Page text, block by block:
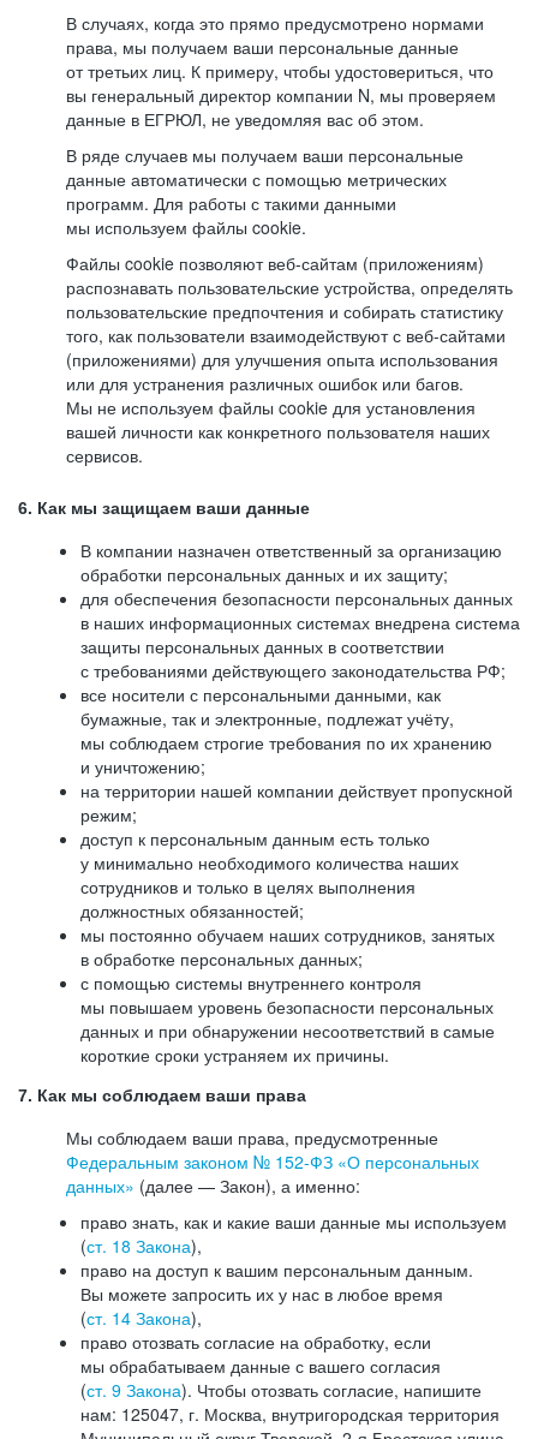
В случаях, когда это прямо предусмотрено нормами
права, мы получаем ваши персональные данные
от третьих лиц. К примеру, чтобы удостовериться, что
вы генеральный директор компании N, мы проверяем
данные в ЕГРЮЛ, не уведомляя вас об этом.
В ряде случаев мы получаем ваши персональные
данные автоматически с помощью метрических
программ. Для работы с такими данными
мы используем файлы cookie.
Файлы cookie позволяют веб-сайтам (приложениям)
распознавать пользовательские устройства, определять
пользовательские предпочтения и собирать статистику
того, как пользователи взаимодействуют с веб-сайтами
(приложениями) для улучшения опыта использования
или для устранения различных ошибок или багов.
Мы не используем файлы cookie для установления
вашей личности как конкретного пользователя наших
сервисов.
6. Как мы защищаем ваши данные
В компании назначен ответственный за организацию
обработки персональных данных и их защиту;
для обеспечения безопасности персональных данных
в наших информационных системах внедрена система
защиты персональных данных в соответствии
с требованиями действующего законодательства РФ;
все носители с персональными данными, как
бумажные, так и электронные, подлежат учёту,
мы соблюдаем строгие требования по их хранению
и уничтожению;
на территории нашей компании действует пропускной
режим;
доступ к персональным данным есть только
у минимально необходимого количества наших
сотрудников и только в целях выполнения
должностных обязанностей;
мы постоянно обучаем наших сотрудников, занятых
в обработке персональных данных;
с помощью системы внутреннего контроля
мы повышаем уровень безопасности персональных
данных и при обнаружении несоответствий в самые
короткие сроки устраняем их причины.
7. Как мы соблюдаем ваши права
Мы соблюдаем ваши права, предусмотренные
Федеральным законом № 152-ФЗ «О персональных
данных» (далее — Закон), а именно:
право знать, как и какие ваши данные мы используем
(ст. 18 Закона),
право на доступ к вашим персональным данным.
Вы можете запросить их у нас в любое время
(ст. 14 Закона),
право отозвать согласие на обработку, если
мы обрабатываем данные с вашего согласия
(ст. 9 Закона). Чтобы отозвать согласие, напишите
нам: 125047, г. Москва, внутригородская территория